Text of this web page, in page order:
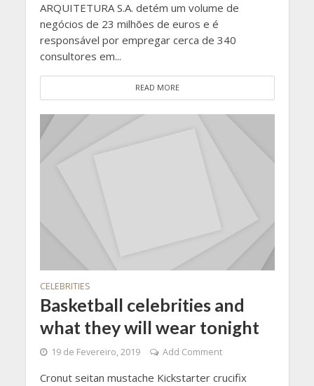
ARQUITETURA S.A. detém um volume de
negócios de 23 milhões de euros e é
responsável por empregar cerca de 340
consultores em...
READ MORE
CELEBRITIES
Basketball celebrities and
what they will wear tonight
19 de Fevereiro, 2019 Add Comment
Cronut seitan mustache Kickstarter crucifix